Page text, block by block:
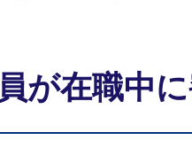
が在職中